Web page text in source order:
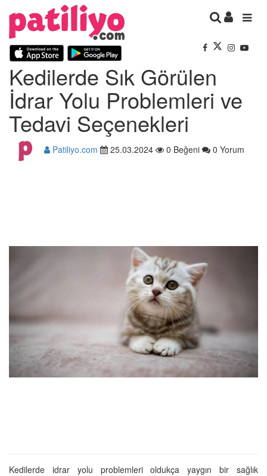
Kedilerde Sık Görülen
İdrar Yolu Problemleri ve
Tedavi Seçenekleri
Patiliyo.com 25.03.2024 0 Beğeni 0 Yorum
Kedilerde idrar yolu problemleri oldukça yaygın bir sağlık